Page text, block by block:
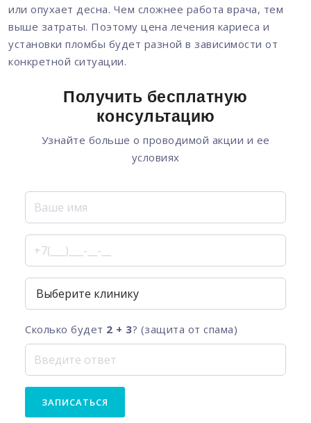
или опухает десна. Чем сложнее работа врача, тем
выше затраты. Поэтому цена лечения кариеса и
установки пломбы будет разной в зависимости от
конкретной ситуации.
Получить бесплатную
консультацию
Узнайте больше о проводимой акции и ее
условиях
Сколько будет 2 + 3? (защита от спама)
ЗАПИСАТЬСЯ